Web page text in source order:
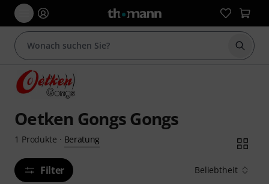
Suche
Oetken Gongs Gongs
1 Produkte · Beratung
Filter Beliebtheit